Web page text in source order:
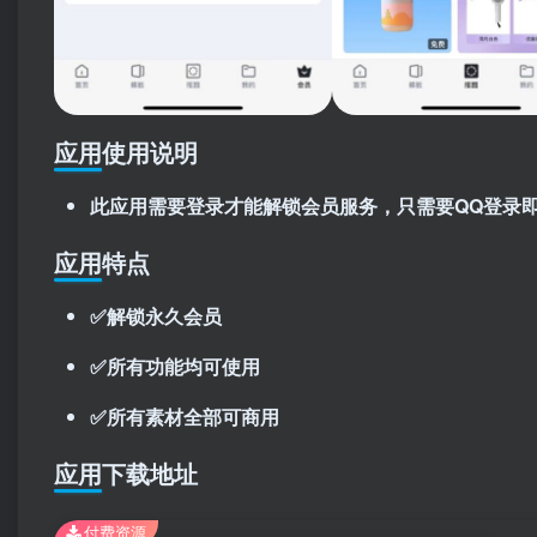
应用使用说明
此应用需要登录才能解锁会员服务，只需要QQ登录
应用特点
✅解锁永久会员
✅所有功能均可使用
✅所有素材全部可商用
应用下载地址
付费资源